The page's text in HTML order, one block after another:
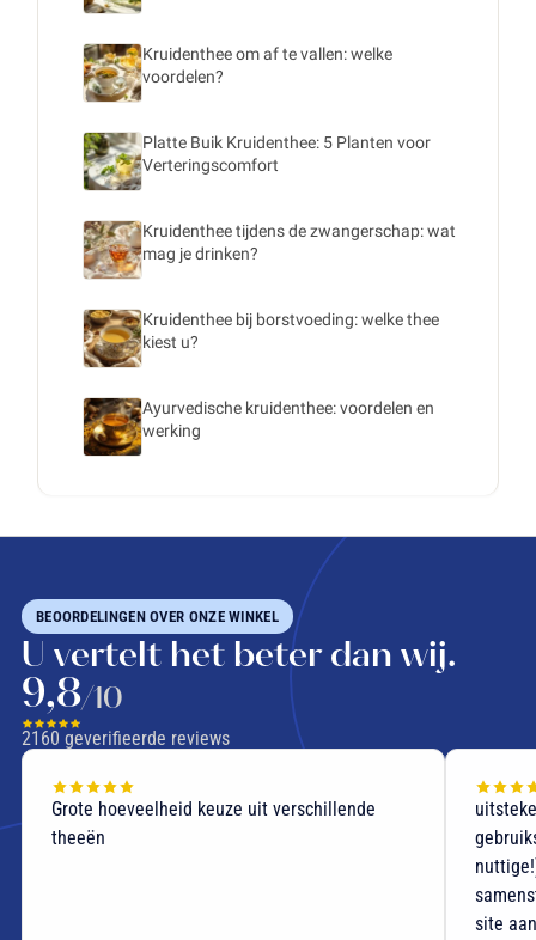
Kruidenthee om af te vallen: welke
voordelen?
Platte Buik Kruidenthee: 5 Planten voor
Verteringscomfort
Kruidenthee tijdens de zwangerschap: wat
mag je drinken?
Kruidenthee bij borstvoeding: welke thee
kiest u?
Ayurvedische kruidenthee: voordelen en
werking
BEOORDELINGEN OVER ONZE WINKEL
U vertelt het beter dan wij.
9,8/10
2160 geverifieerde reviews
Grote hoeveelheid keuze uit verschillende
theeën
site